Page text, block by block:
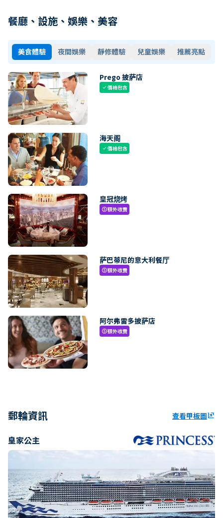
餐廳、設施、娛樂、美容
美食體驗 夜間娛樂 靜修體驗 兒童娛樂 推薦亮點
Prego 披萨店
check價格包含
海天阁
check價格包含
皇冠烧烤
paid額外收費
萨巴蒂尼的意大利餐厅
paid額外收費
阿尔弗雷多披萨店
paid額外收費
郵輪資訊 查看甲板圖ungroup
皇家公主